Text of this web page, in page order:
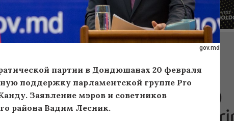
gov.md
партии в Дондюшанах 20 февраля
поддержку парламентской группе Pro
Заявление мэров и советников
района Вадим Лесник.